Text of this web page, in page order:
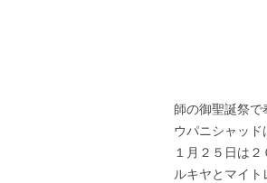
師の御聖誕祭で
ウパニシャッド
１月２５日は
ルキヤとマイト